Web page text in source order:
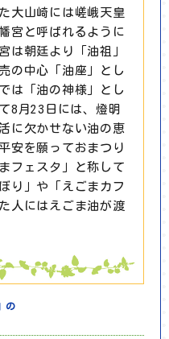
大山崎には嵯峨天皇
宮と呼ばれるように
は朝廷より「油祖」
の中心「油座」とし
は「油の神様」とし
8月23日には、燈明
に欠かせない油の恵
安を願っておまつり
フェスタ」と称して
り」や「えごまカフ
人にはえごま油が渡
の